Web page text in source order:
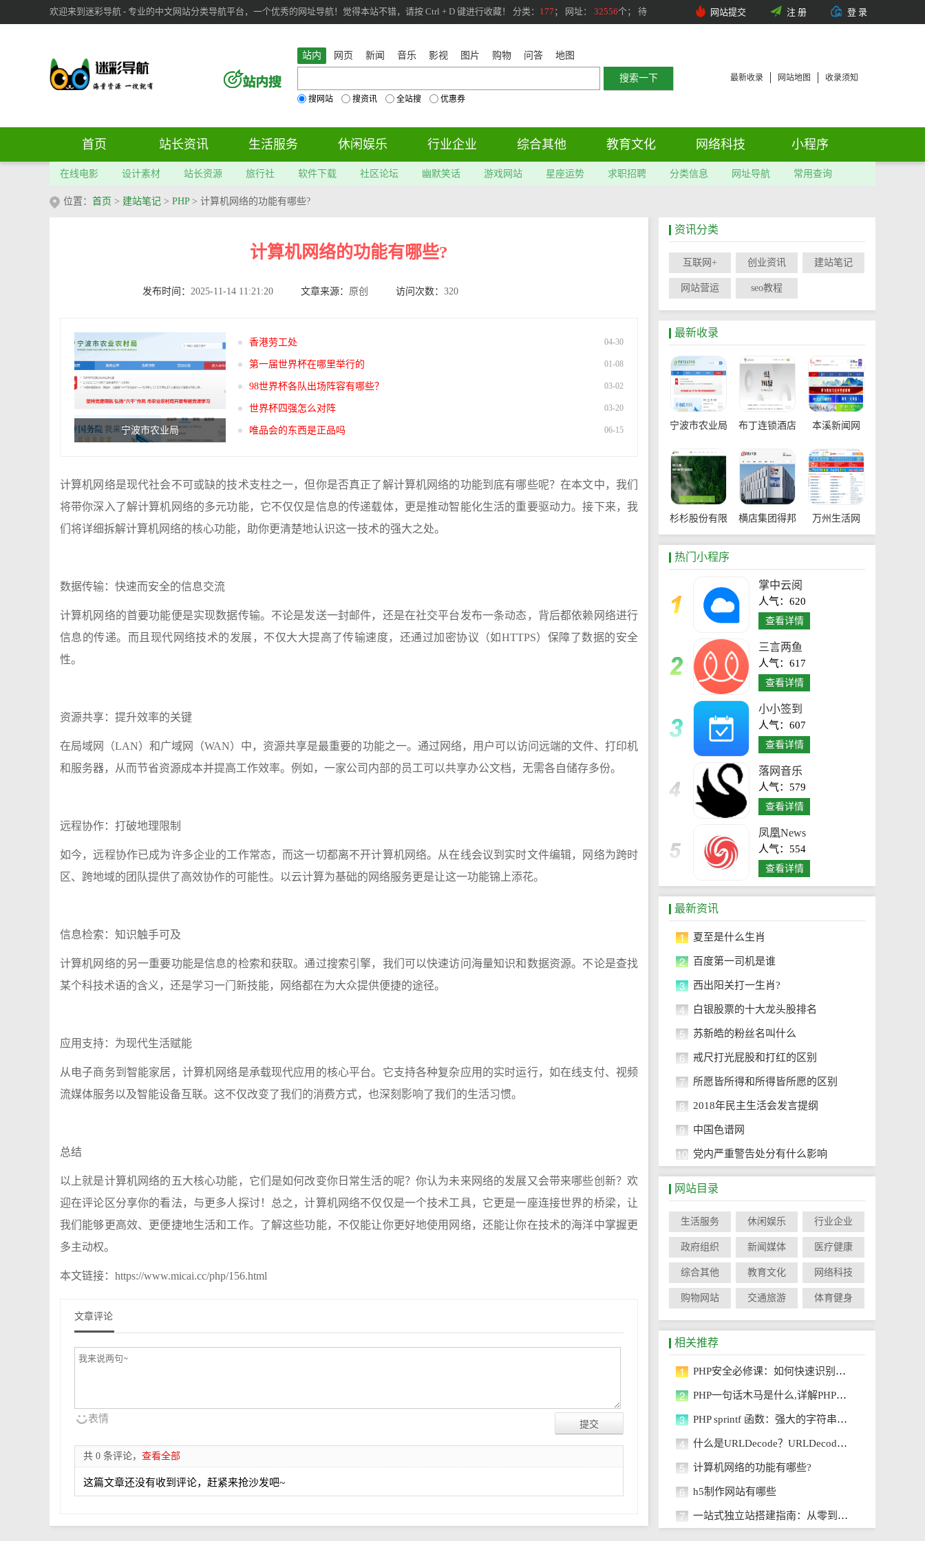
欢迎来到迷彩导航 - 专业的中文网站分类导航平台，一个优秀的网址导航！觉得本站不错，请按 Ctrl + D 键进行收藏！ 分类： 177 ； 网址： 32556个； 待
网站提交 注 册 登 录
站内 网页 新闻 音乐 影视 图片 购物 问答 地图
搜网站 搜资讯 全站搜 优惠券
最新收录 网站地图 收录须知
首页 站长资讯 生活服务 休闲娱乐 行业企业 综合其他 教育文化 网络科技 小程序
在线电影 设计素材 站长资源 旅行社 软件下载 社区论坛 幽默笑话 游戏网站 星座运势 求职招聘 分类信息 网址导航 常用查询
位置： 首页 > 建站笔记 > PHP> 计算机网络的功能有哪些?
计算机网络的功能有哪些?
发布时间： 2025-11-14 11:21:20 文章来源： 原创 访问次数： 320
宁波市农业局
香港劳工处 04-30
第一届世界杯在哪里举行的 01-08
98世界杯各队出场阵容有哪些？ 03-02
世界杯四强怎么对阵 03-20
唯品会的东西是正品吗 06-15
计算机网络是现代社会不可或缺的技术支柱之一，但你是否真正了解计算机网络的功能到底有哪些呢？在本文中，我们
将带你深入了解计算机网络的多元功能，它不仅仅是信息的传递载体，更是推动智能化生活的重要驱动力。接下来，我
们将详细拆解计算机网络的核心功能，助你更清楚地认识这一技术的强大之处。
数据传输：快速而安全的信息交流
计算机网络的首要功能便是实现数据传输。不论是发送一封邮件，还是在社交平台发布一条动态，背后都依赖网络进行
信息的传递。而且现代网络技术的发展，不仅大大提高了传输速度，还通过加密协议（如HTTPS）保障了数据的安全
性。
资源共享：提升效率的关键
在局域网（LAN）和广域网（WAN）中，资源共享是最重要的功能之一。通过网络，用户可以访问远端的文件、打印机
和服务器，从而节省资源成本并提高工作效率。例如，一家公司内部的员工可以共享办公文档，无需各自储存多份。
远程协作：打破地理限制
如今，远程协作已成为许多企业的工作常态，而这一切都离不开计算机网络。从在线会议到实时文件编辑，网络为跨时
区、跨地域的团队提供了高效协作的可能性。以云计算为基础的网络服务更是让这一功能锦上添花。
信息检索：知识触手可及
计算机网络的另一重要功能是信息的检索和获取。通过搜索引擎，我们可以快速访问海量知识和数据资源。不论是查找
某个科技术语的含义，还是学习一门新技能，网络都在为大众提供便捷的途径。
应用支持：为现代生活赋能
从电子商务到智能家居，计算机网络是承载现代应用的核心平台。它支持各种复杂应用的实时运行，如在线支付、视频
流媒体服务以及智能设备互联。这不仅改变了我们的消费方式，也深刻影响了我们的生活习惯。
总结
以上就是计算机网络的五大核心功能，它们是如何改变你日常生活的呢？你认为未来网络的发展又会带来哪些创新？欢
迎在评论区分享你的看法，与更多人探讨！总之，计算机网络不仅仅是一个技术工具，它更是一座连接世界的桥梁，让
我们能够更高效、更便捷地生活和工作。了解这些功能，不仅能让你更好地使用网络，还能让你在技术的海洋中掌握更
多主动权。
本文链接：https://www.micai.cc/php/156.html
文章评论
表情
共 0 条评论， 查看全部
这篇文章还没有收到评论，赶紧来抢沙发吧~
资讯分类
互联网+ 创业资讯 建站笔记
网站营运 seo教程
最新收录
宁波市农业局 布丁连锁酒店 本溪新闻网
杉杉股份有限
公司
横店集团得邦
工程塑料有限
万州生活网
热门小程序
掌中云阅
人气：620
查看详情
三言两鱼
人气：617
查看详情
小小签到
人气：607
查看详情
落网音乐
人气：579
查看详情
凤凰News
人气：554
查看详情
最新资讯
1 夏至是什么生肖
2 百度第一司机是谁
3 西出阳关打一生肖?
4 白银股票的十大龙头股排名
5 苏新皓的粉丝名叫什么
6 戒尺打光屁股和打红的区别
7 所愿皆所得和所得皆所愿的区别
8 2018年民主生活会发言提纲
9 中国色谱网
10 党内严重警告处分有什么影响
网站目录
生活服务 休闲娱乐 行业企业
政府组织 新闻媒体 医疗健康
综合其他 教育文化 网络科技
购物网站 交通旅游 体育健身
相关推荐
1 PHP安全必修课：如何快速识别一句话木马攻击？
2 PHP一句话木马是什么,详解PHP一句话木马工具、原理与防护策略
3 PHP sprintf 函数：强大的字符串格式化工具
4 什么是URLDecode？URLDecode使用指南
5 计算机网络的功能有哪些?
6 h5制作网站有哪些
7 一站式独立站搭建指南：从零到上线的核心步骤